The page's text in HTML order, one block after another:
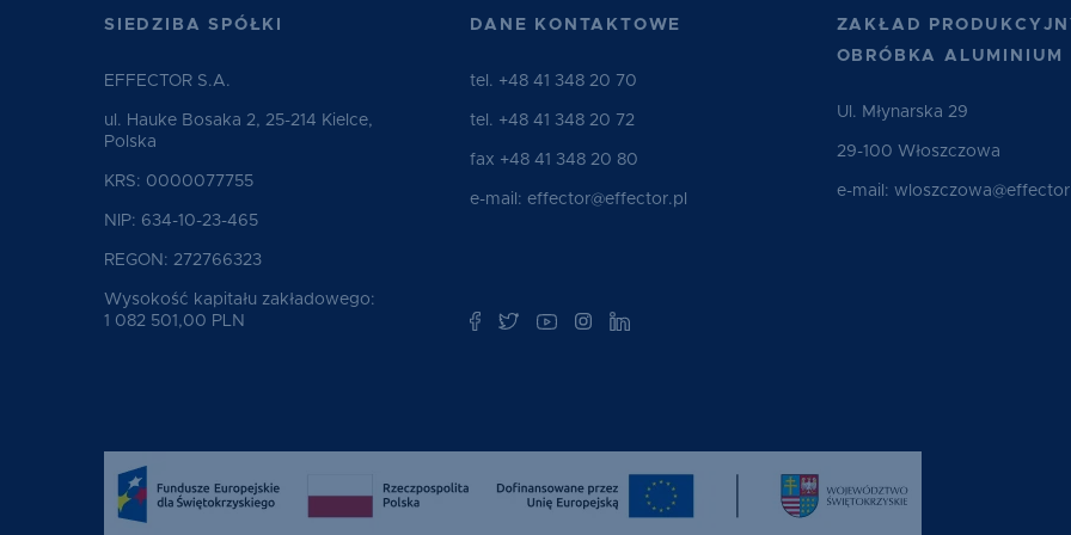
SIEDZIBA SPÓŁKI
EFFECTOR S.A.
ul. Hauke Bosaka 2, 25-214 Kielce,
Polska
KRS: 0000077755
NIP: 634-10-23-465
REGON: 272766323
Wysokość kapitału zakładowego:
1 082 501,00 PLN
DANE KONTAKTOWE
tel. +48 41 348 20 70
tel. +48 41 348 20 72
fax +48 41 348 20 80
e-mail:effector@effector.pl
ZAKŁAD
OBRÓBKA ALUMINIUM
Ul. Młynarska 29
29-100 Włoszczowa
e-mail: